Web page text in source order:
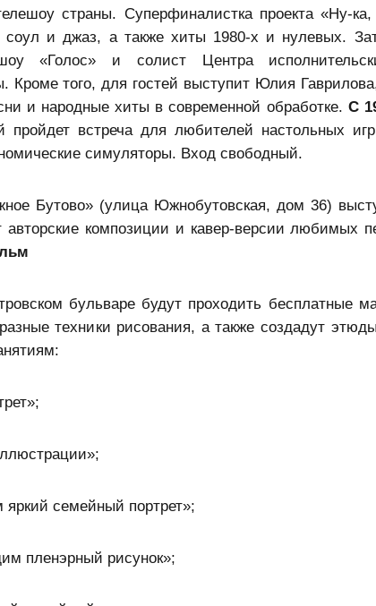
страны. Суперфиналистка проекта «Ну-
соул и джаз, а также хиты 1980-х и нулевых.
«Голос» и солист Центра
того, для гостей выступит Юлия
и народные хиты в современной обработке. С
встреча для любителей настольных
симуляторы. Вход свободный.
Бутово» (улица Южнобутовская, дом 36)
композиции и кавер-версии любимых
бульваре будут проходить бесплатные
техники рисования, а также создадут
семейный портрет»;
пленэрный рисунок»;